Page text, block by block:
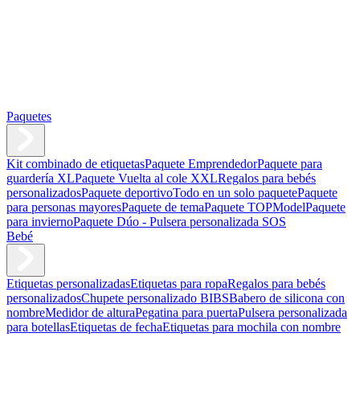
Paquetes
Kit combinado de etiquetasPaquete EmprendedorPaquete para
guardería XLPaquete Vuelta al cole XXLRegalos para bebés
personalizadosPaquete deportivoTodo en un solo paquetePaquete
para personas mayoresPaquete de temaPaquete TOPModelPaquete
para inviernoPaquete Dúo - Pulsera personalizada SOS
Bebé
Etiquetas personalizadasEtiquetas para ropaRegalos para bebés
personalizadosChupete personalizado BIBSBabero de silicona con
nombreMedidor de alturaPegatina para puertaPulsera personalizada
para botellasEtiquetas de fechaEtiquetas para mochila con nombre